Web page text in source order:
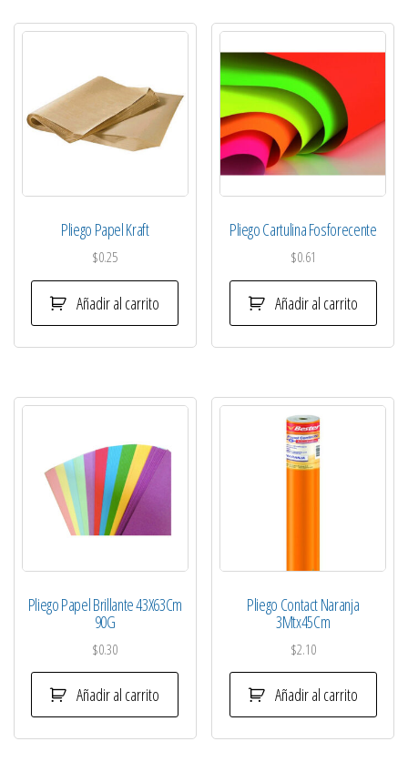
Pliego Papel Kraft
$0.25
Añadir al carrito
Pliego Cartulina Fosforecente
$0.61
Añadir al carrito
Pliego Papel Brillante 43X63Cm
90G
$0.30
Añadir al carrito
Pliego Contact Naranja
3Mtx45Cm
$2.10
Añadir al carrito